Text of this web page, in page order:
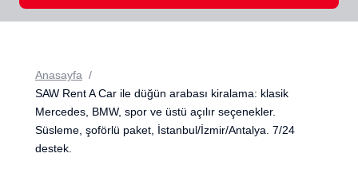
Anasayfa
SAW Rent A Car ile düğün arabası kiralama: klasik
Mercedes, BMW, spor ve üstü açılır seçenekler.
Süsleme, şoförlü paket, İstanbul/İzmir/Antalya. 7/24
destek.